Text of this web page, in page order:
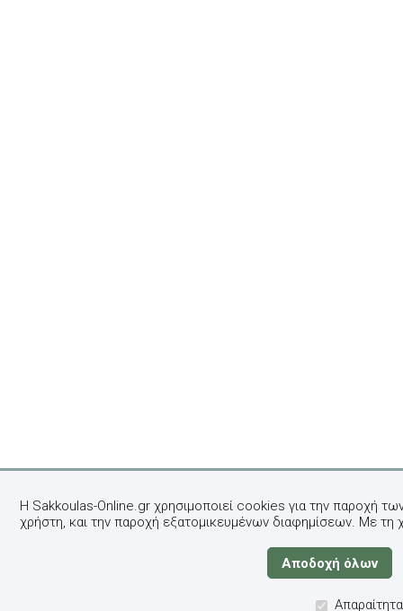
Η Sakkoulas-Online.gr χρησιμοποιεί cookies για την παροχή
χρήστη, και την παροχή εξατομικευμένων διαφημίσεων. Με